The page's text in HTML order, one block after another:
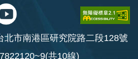
北市南港區研究院路二段128號
共10線)